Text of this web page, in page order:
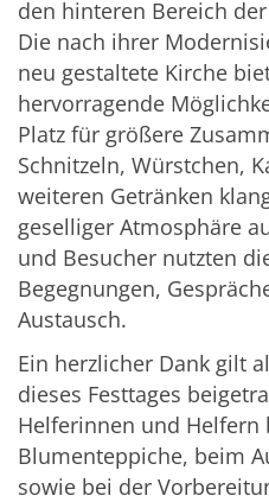
den hinteren Bereich
Die nach ihrer
neu gestaltete Kirche
hervorragende
Platz für größere
Schnitzeln, Würstchen,
weiteren Getränken
geselliger Atmosphäre
und Besucher nutzten
Begegnungen,
Austausch.
Ein herzlicher Dank gilt
dieses Festtages
Helferinnen und Helfern
Blumenteppiche, beim
sowie bei der